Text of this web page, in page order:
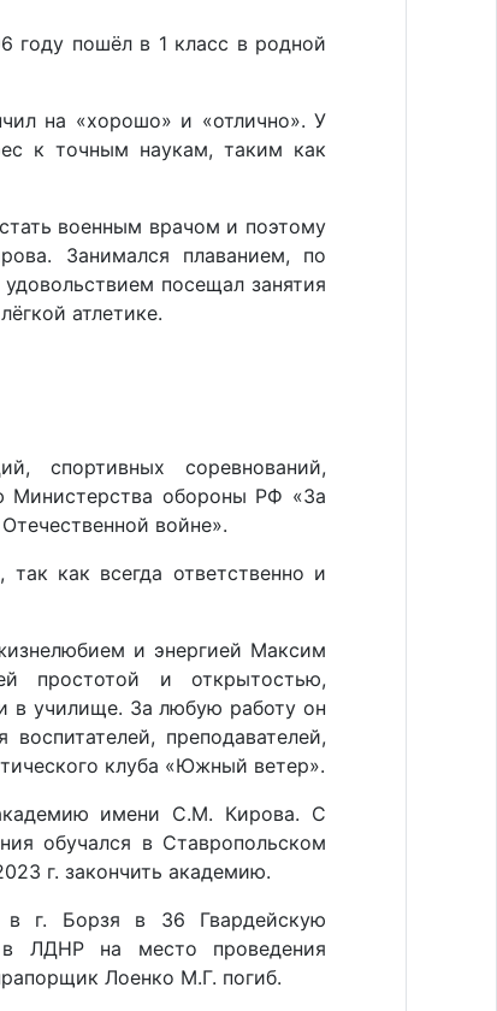
году пошёл в 1 класс в родной
на «хорошо» и «отлично». У
к точным наукам, таким как
военным врачом и поэтому
Занимался плаванием, по
посещал занятия
атлетике.
спортивных соревнований,
Министерства обороны РФ «За
войне».
как всегда ответственно и
и энергией Максим
простотой и открытостью,
в училище. За любую работу он
преподавателей,
клуба «Южный ветер».
имени С.М. Кирова. С
обучался в Ставропольском
г. закончить академию.
г. Борзя в 36 Гвардейскую
в ЛДНР на место проведения
Лоенко М.Г. погиб.